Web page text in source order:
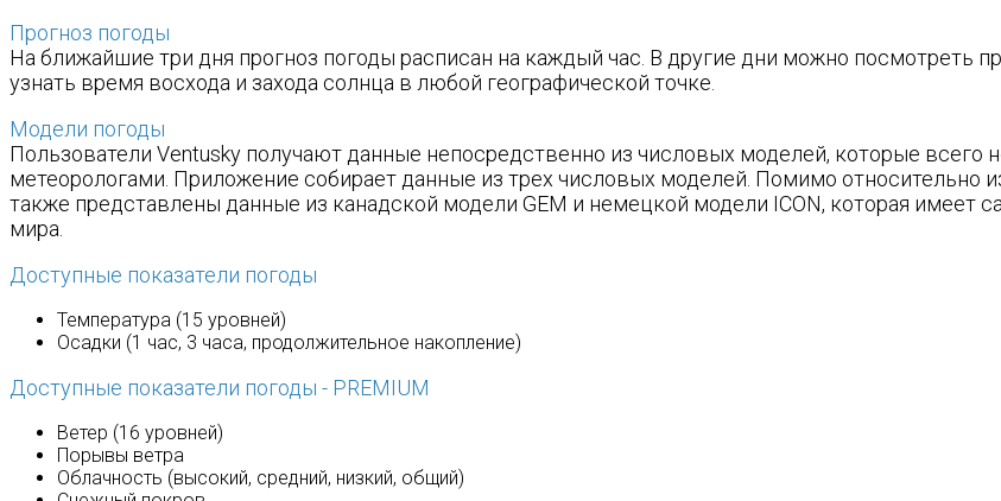
Прогноз погоды
На ближайшие три дня прогноз погоды расписан на каждый час. В другие дни можно посмотреть
узнать время восхода и захода солнца в любой географической точке.
Модели погоды
Пользователи Ventusky получают данные непосредственно из числовых моделей, которые всего
метеорологами. Приложение собирает данные из трех числовых моделей. Помимо относительно
также представлены данные из канадской модели GEM и немецкой модели ICON, которая имеет
мира.
Доступные показатели погоды
Температура (15 уровней)
Осадки (1 час, 3 часа, продолжительное накопление)
Доступные показатели погоды - PREMIUM
Ветер (16 уровней)
Порывы ветра
Облачность (высокий, средний, низкий, общий)